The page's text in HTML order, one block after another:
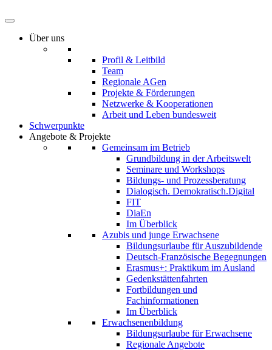
Über uns
Profil & Leitbild
Team
Regionale AGen
Projekte & Förderungen
Netzwerke & Kooperationen
Arbeit und Leben bundesweit
Schwerpunkte
Angebote & Projekte
Gemeinsam im Betrieb
Grundbildung in der Arbeitswelt
Seminare und Workshops
Bildungs- und Prozessberatung
Dialogisch. Demokratisch.Digital
FIT
DiaEn
Im Überblick
Azubis und junge Erwachsene
Bildungsurlaube für Auszubildende
Deutsch-Französische Begegnungen
Erasmus+: Praktikum im Ausland
Gedenkstättenfahrten
Fortbildungen und
Fachinformationen
Im Überblick
Erwachsenenbildung
Bildungsurlaube für Erwachsene
Regionale Angebote